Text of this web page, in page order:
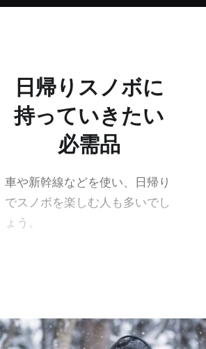
日帰りスノボに
持っていきたい
必需品
車や新幹線などを使い、日帰り
でスノボを楽しむ人も多いでし
ょう。